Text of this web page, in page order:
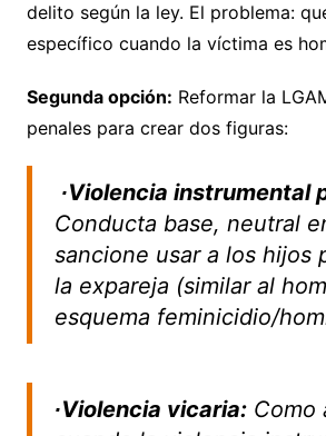
delito según la ley. El problema:
específico cuando la víctima es
Segunda opción: Reformar la
penales para crear dos figuras:
∙Violencia instrumental
Conducta base, neutral
sancione usar a los hijos
la expareja (similar al
esquema feminicidio/
∙Violencia vicaria:Como